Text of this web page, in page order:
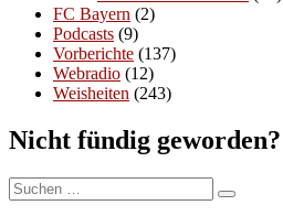
FC Bayern (2)
Podcasts (9)
Vorberichte (137)
Webradio (12)
Weisheiten (243)
Nicht fündig geworden?
Suchen
nach:
Suchen